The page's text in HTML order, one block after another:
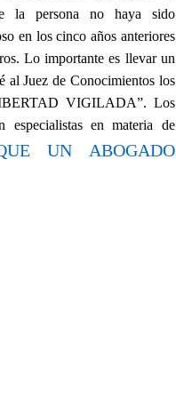
la persona no haya sido
en los cinco años anteriores
Lo importante es llevar un
al Juez de Conocimientos los
VIGILADA”. Los
especialistas en materia de
UN ABOGADO